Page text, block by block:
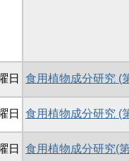
日 食用植物成分研究 (
日 食用植物成分研究 (
日 食用植物成分研究(